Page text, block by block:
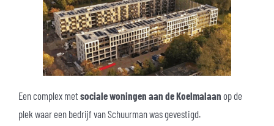
Een complex met sociale woningen aan de Koelmalaan op de
plek waar een bedrijf van Schuurman was gevestigd.